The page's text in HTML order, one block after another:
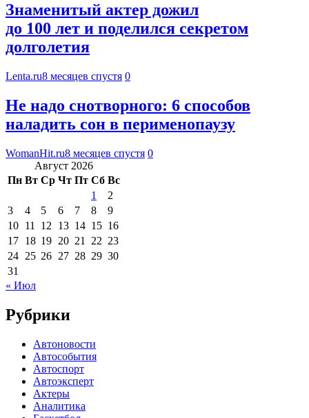
Знаменитый актер дожил
до 100 лет и поделился секретом
долголетия
Lenta.ru8 месяцев спустя 0
Не надо снотворного: 6 способов
наладить сон в перименопаузу
WomanHit.ru8 месяцев спустя 0
Август 2026
Пн Вт Ср Чт Пт Сб Вс
1
2
3
4 5 6 7 8
9
10 11 12 13 14 15 16
17 18 19 20 21 22 23
24 25 26 27 28 29 30
31
« Июл
Рубрики
Автоновости
Автособытия
Автоспорт
Автоэксперт
Актеры
Аналитика